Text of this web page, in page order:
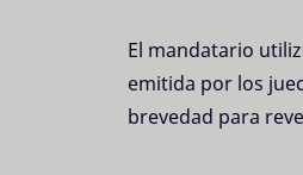
El mandatario
emitida por los
brevedad para